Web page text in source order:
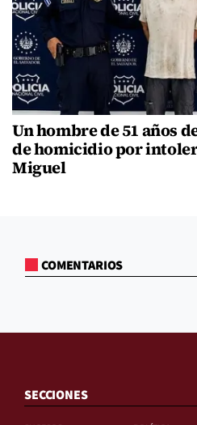
Un hombre de 51 años
de homicidio por
Miguel
COMENTARIOS
SECCIONES